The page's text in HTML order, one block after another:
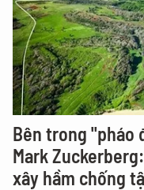
Bên trong "pháo
Mark
xây hầm chống